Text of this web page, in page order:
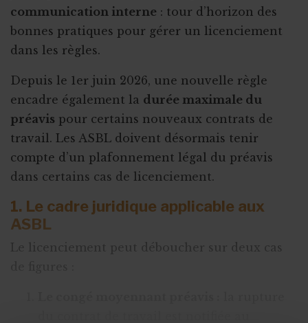
communication interne : tour d’horizon des
bonnes pratiques pour gérer un licenciement
dans les règles.
Depuis le 1er juin 2026, une nouvelle règle
encadre également la durée maximale du
préavis pour certains nouveaux contrats de
travail. Les ASBL doivent désormais tenir
compte d’un plafonnement légal du préavis
dans certains cas de licenciement.
1. Le cadre juridique applicable aux
ASBL
Le licenciement peut déboucher sur deux cas